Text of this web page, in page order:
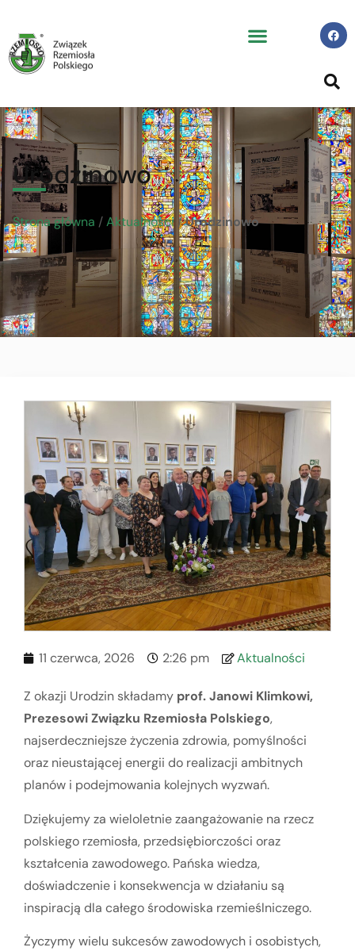
Urodzinowo
Strona główna /Aktualności /Urodzinowo
11 czerwca, 2026 2:26 pm Aktualności
Z okazji Urodzin składamy prof. Janowi Klimkowi,
Prezesowi Związku Rzemiosła Polskiego,
najserdeczniejsze życzenia zdrowia, pomyślności
oraz nieustającej energii do realizacji ambitnych
planów i podejmowania kolejnych wyzwań.
Dziękujemy za wieloletnie zaangażowanie na rzecz
polskiego rzemiosła, przedsiębiorczości oraz
kształcenia zawodowego. Pańska wiedza,
doświadczenie i konsekwencja w działaniu są
inspiracją dla całego środowiska rzemieślniczego.
Życzymy wielu sukcesów zawodowych i osobistych,